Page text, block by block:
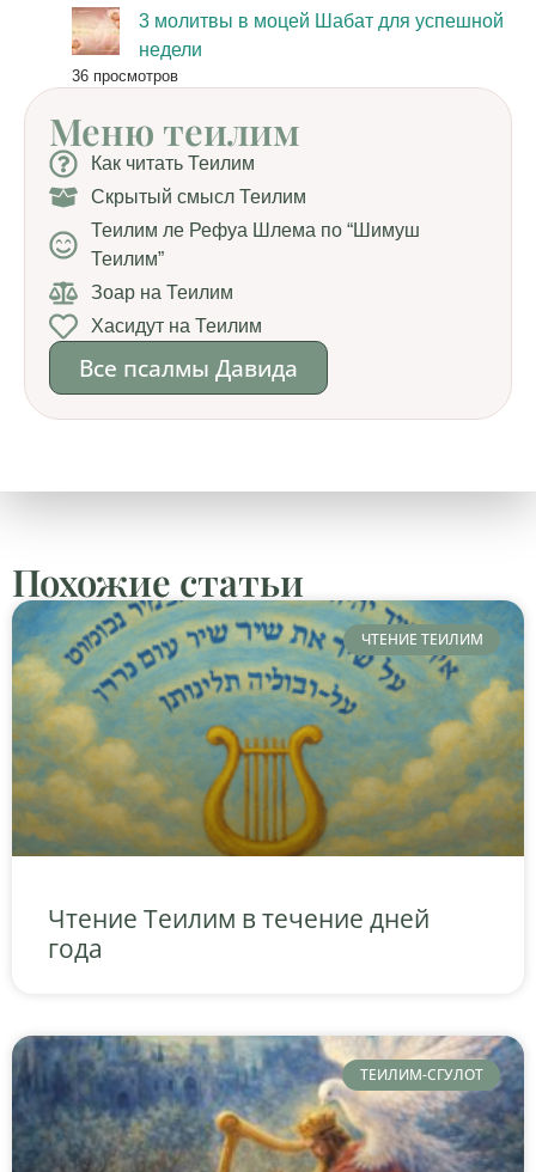
3 молитвы в моцей Шабат для успешной
недели
36 просмотров
Меню теилим
Как читать Теилим
Скрытый смысл Теилим
Теилим ле Рефуа Шлема по “Шимуш
Теилим”
Зоар на Теилим
Хасидут на Теилим
Все псалмы Давида
Похожие статьи
ЧТЕНИЕ ТЕИЛИМ
Чтение Теилим в течение дней
года
ТЕИЛИМ-СГУЛОТ